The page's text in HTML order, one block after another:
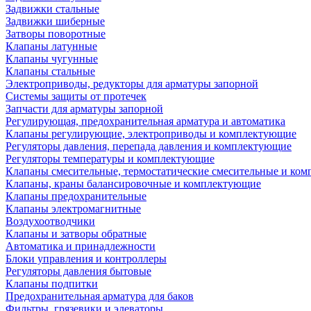
Задвижки стальные
Задвижки шиберные
Затворы поворотные
Клапаны латунные
Клапаны чугунные
Клапаны стальные
Электроприводы, редукторы для арматуры запорной
Системы защиты от протечек
Запчасти для арматуры запорной
Регулирующая, предохранительная арматура и автоматика
Клапаны регулирующие, электроприводы и комплектующие
Регуляторы давления, перепада давления и комплектующие
Регуляторы температуры и комплектующие
Клапаны смесительные, термостатические смесительные и
Клапаны, краны балансировочные и комплектующие
Клапаны предохранительные
Клапаны электромагнитные
Воздухоотводчики
Клапаны и затворы обратные
Автоматика и принадлежности
Блоки управления и контроллеры
Регуляторы давления бытовые
Клапаны подпитки
Предохранительная арматура для баков
Фильтры, грязевики и элеваторы